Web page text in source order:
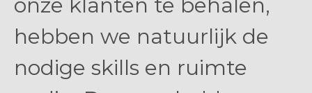
onze klanten te behalen,
hebben we natuurlijk de
nodige skills en ruimte